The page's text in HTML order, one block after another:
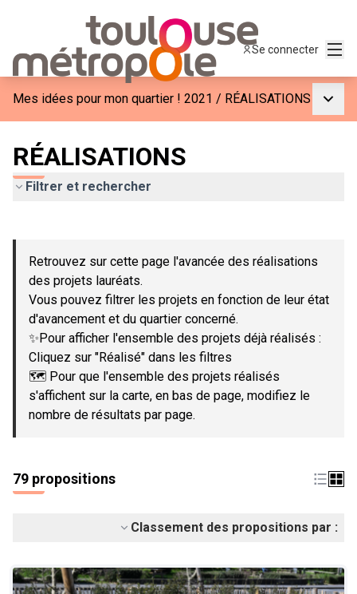
Se connecter
Mes idées pour mon quartier ! 2021 / RÉALISATIONS
RÉALISATIONS
Filtrer et rechercher
−
Retrouvez sur cette page l'avancée des réalisations
des projets lauréats.
Vous pouvez filtrer les projets en fonction de leur état
d'avancement et du quartier concerné.
✨Pour afficher l'ensemble des projets déjà réalisés :
Cliquez sur "Réalisé" dans les filtres
🗺️ Pour que l'ensemble des projets réalisés
s'affichent sur la carte, en bas de page, modifiez le
nombre de résultats par page.
79 propositions
Classement des propositions par :